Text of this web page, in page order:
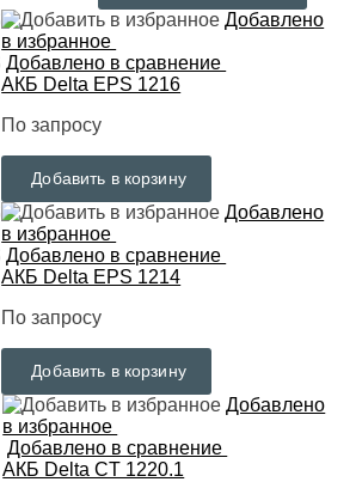
Добавлено
в избранное
Добавлено в сравнение
АКБ Delta EPS 1216
По запросу
Добавить в корзину
Добавлено
в избранное
Добавлено в сравнение
АКБ Delta EPS 1214
По запросу
Добавить в корзину
Добавлено
в избранное
Добавлено в сравнение
АКБ Delta CT 1220.1